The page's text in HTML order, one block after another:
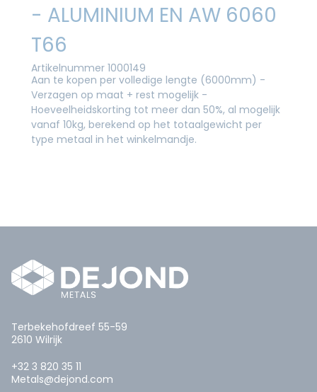
- ALUMINIUM EN AW 6060
T66
Artikelnummer 1000149
Aan te kopen per volledige lengte (6000mm) -
Verzagen op maat + rest mogelijk -
Hoeveelheidskorting tot meer dan 50%, al mogelijk
vanaf 10kg, berekend op het totaalgewicht per
type metaal in het winkelmandje.
Terbekehofdreef 55-59
2610 Wilrijk
+32 3 820 35 11
Metals@dejond.com